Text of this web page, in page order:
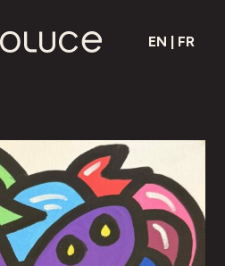
EN | FR